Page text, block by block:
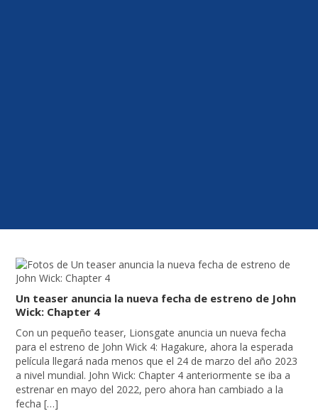
Un teaser anuncia la nueva fecha de estreno de John
Wick: Chapter 4
Con un pequeño teaser, Lionsgate anuncia un nueva fecha
para el estreno de John Wick 4: Hagakure, ahora la esperada
película llegará nada menos que el 24 de marzo del año 2023
a nivel mundial. John Wick: Chapter 4 anteriormente se iba a
estrenar en mayo del 2022, pero ahora han cambiado a la
fecha […]